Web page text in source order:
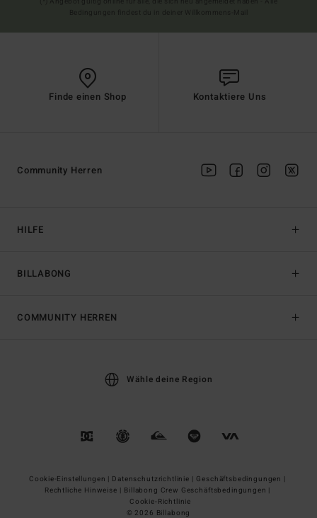
Finde einen Shop Kontaktiere Uns
HILFE
BILLABONG
Community Herren
COMMUNITY HERREN
Wähle deine Region
Cookie-Einstellungen | Datenschutzrichtlinie | Geschäftsbedingungen |
Rechtliche Hinweise | Billabong Crew Geschäftsbedingungen |
Cookie-Richtlinie
© 2026 Billabong